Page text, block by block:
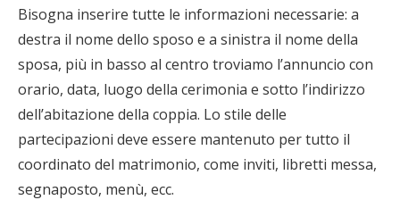
Bisogna inserire tutte le informazioni necessarie: a
destra il nome dello sposo e a sinistra il nome della
sposa, più in basso al centro troviamo l’annuncio con
orario, data, luogo della cerimonia e sotto l’indirizzo
dell’abitazione della coppia. Lo stile delle
partecipazioni deve essere mantenuto per tutto il
coordinato del matrimonio, come inviti, libretti messa,
segnaposto, menù, ecc.